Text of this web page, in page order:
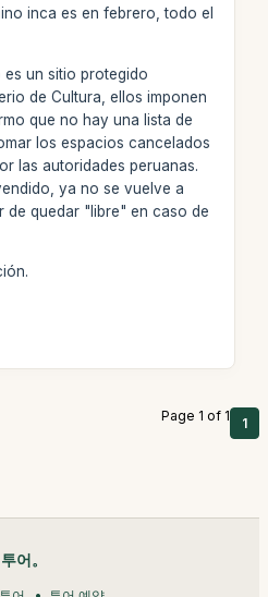
inca es en febrero, todo el
es un sitio protegido
de Cultura, ellos imponen
que no hay una lista de
los espacios cancelados
las autoridades peruanas.
ya no se vuelve a
de quedar "libre" en caso de
Page 1 of 1 1
투어。